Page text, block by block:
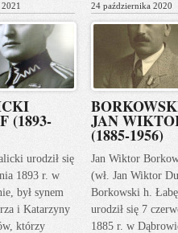
(1893-
urodził się
1893 r. w
był synem
i Katarzyny
którzy
24 października 2020
JAN
(1885-1956)
Jan Wiktor
(wł. Jan Wiktor
Borkowski h.
urodził się 7
1885 r. w